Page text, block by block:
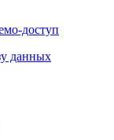
доступ
данных